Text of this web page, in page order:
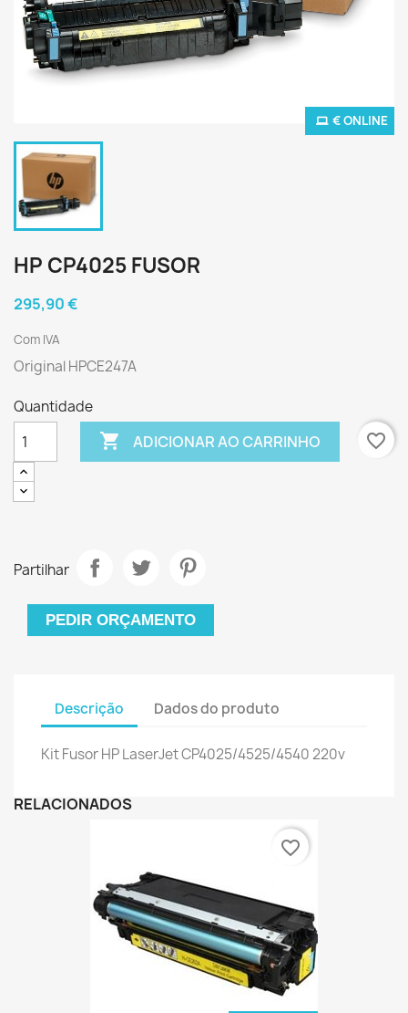
€ ONLINE
HP CP4025 FUSOR
295,90 €
Com IVA
Original HPCE247A
Quantidade
 ADICIONAR AO CARRINHO favorite_border
Partilhar
PEDIR ORÇAMENTO
Descrição Dados do produto
Kit Fusor HP LaserJet CP4025/4525/4540 220v
RELACIONADOS
favorite_border